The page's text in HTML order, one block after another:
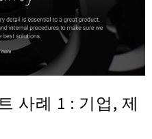
사례 1 : 기업, 제